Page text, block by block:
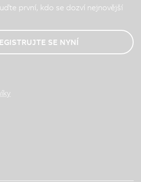
první, kdo se dozví nejnovější
SE NYNÍ